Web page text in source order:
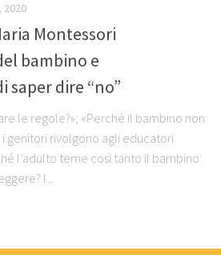
2020
Montessori
bambino e
saper dire “no”
le regole?»; «Perché il bambino non
i genitori rivolgono agli educatori
l’adulto teme così tanto il bambino
I...